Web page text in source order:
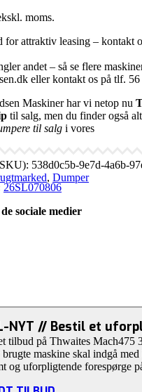
moms.
for attraktiv leasing – kontakt
andet – så se flere
eller kontakt os på tlf.
Maskiner har vi netop nu
til salg, men du finder også
til salg i vores
538d0c5b-9e7d-4a6b-
, Dumper
26SL070806
sociale medier
NYT // Bestil et
tilbud på Thwaites Mach475
maskine skal indgå
og uforpligtende forespørge